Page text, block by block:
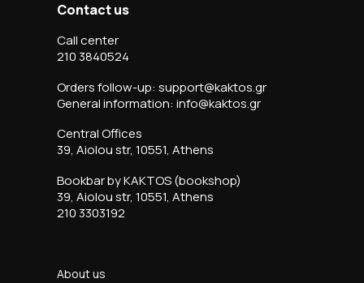
Contact us
Call center
210 3840524
Orders follow-up: support@kaktos.gr
General information: info@kaktos.gr
Central Offices
39, Aiolou str, 10551, Athens
Bookbar by KAKTOS (bookshop)
39, Aiolou str, 10551, Athens
210 3303192
About us